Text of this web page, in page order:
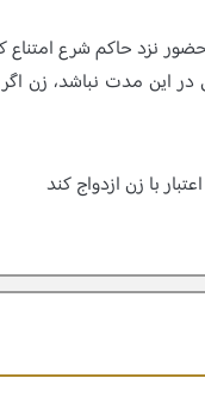
نزد حاكم شرع
اين مدت نباشد، زن
با زن ازدواج كند